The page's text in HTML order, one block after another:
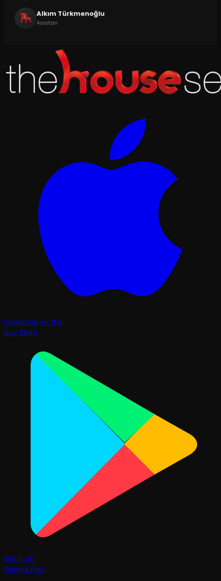
Alkım Türkmenoğlu
Asistan
Download on the
App Store
Get it on
Google Play